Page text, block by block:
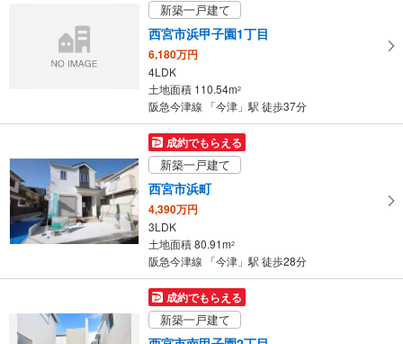
・改札⇔阪神電車方面連絡通路
【阪急電鉄】
【阪神電気鉄道】
・触知図式案内板
存
る
新築一戸建て
西宮市浜甲子園1丁目
6,180万円
4LDK
土地面積 110.54m2
阪急今津線 「今津」駅 徒歩37分
成約でもらえる
新築一戸建て
西宮市浜町
4,390万円
3LDK
土地面積 80.91m2
阪急今津線 「今津」駅 徒歩28分
成約でもらえる
新築一戸建て